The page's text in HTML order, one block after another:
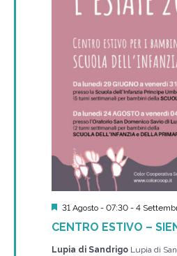
CENTRO ESTIVO –
Segnalati
31 Agosto - 07:30- 4
Lupia di Sandrigo Lupia di